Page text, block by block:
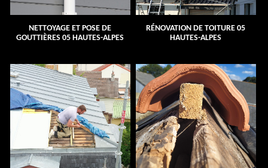
NETTOYAGE ET POSE DE
GOUTTIÈRES 05 HAUTES-ALPES
RÉNOVATION DE TOITURE 05
HAUTES-ALPES